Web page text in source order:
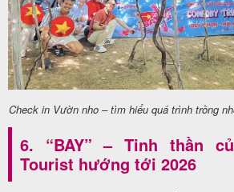
Check in Vườn nho – tìm hiểu quá trình trồng
6. “BAY” – Tinh thần
Tourist hướng tới 2026